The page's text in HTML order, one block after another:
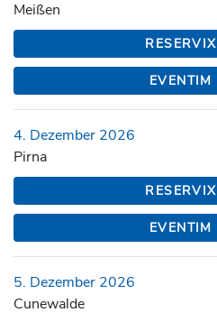
Meißen
RESERVIX
EVENTIM
4. Dezember 2026
Pirna
RESERVIX
EVENTIM
5. Dezember 2026
Cunewalde